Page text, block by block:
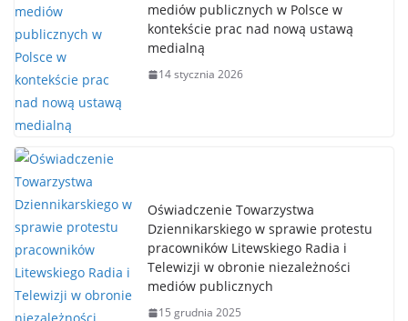
mediów publicznych w Polsce w
kontekście prac nad nową ustawą
medialną
14 stycznia 2026
Oświadczenie Towarzystwa
Dziennikarskiego w sprawie protestu
pracowników Litewskiego Radia i
Telewizji w obronie niezależności
mediów publicznych
15 grudnia 2025